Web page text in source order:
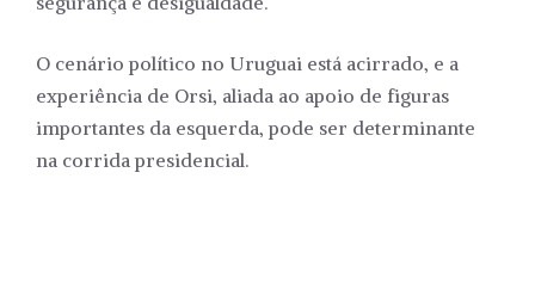
O cenário político no Uruguai está acirrado, e a
experiência de Orsi, aliada ao apoio de figuras
importantes da esquerda, pode ser determinante
na corrida presidencial.